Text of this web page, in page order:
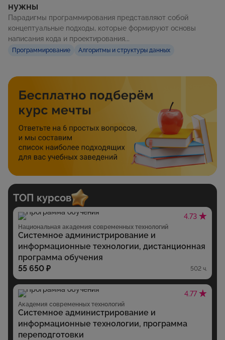
нужны
Парадигмы программирования представляют собой
концептуальные подходы, которые формируют основы
написания кода и проектирования...
Программирование Алгоритмы и структуры данных
ТОП курсов
4.73
Национальная академия современных технологий
Системное администрирование и
информационные технологии, дистанционная
программа обучения
55 650 ₽
502 ч.
4.77
Академия современных технологий
Системное администрирование и
информационные технологии, программа
переподготовки